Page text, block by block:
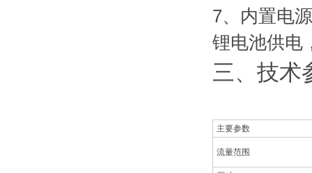
7、内置电
锂电池供电
三、技术
主要参数
流量范围